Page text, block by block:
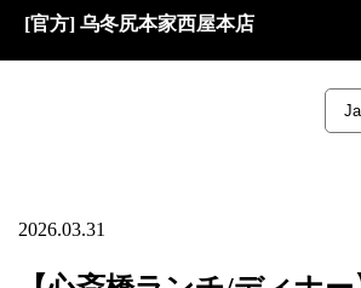
[官方] 乌冬尻本家西屋本店
2026.03.31